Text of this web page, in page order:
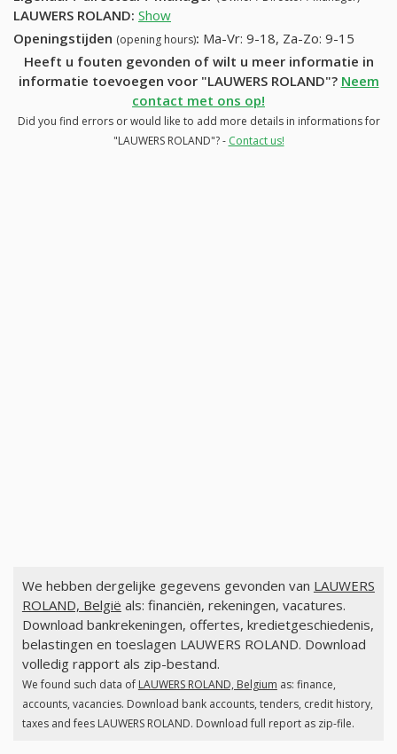
LAUWERS ROLAND: Show
Openingstijden (opening hours): Ma-Vr: 9-18, Za-Zo: 9-15
Heeft u fouten gevonden of wilt u meer informatie in
informatie toevoegen voor "LAUWERS ROLAND"? Neem
contact met ons op!
Did you find errors or would like to add more details in informations for
"LAUWERS ROLAND"? - Contact us!
We hebben dergelijke gegevens gevonden van LAUWERS
ROLAND, België als: financiën, rekeningen, vacatures.
Download bankrekeningen, offertes, kredietgeschiedenis,
belastingen en toeslagen LAUWERS ROLAND. Download
volledig rapport als zip-bestand.
We found such data of LAUWERS ROLAND, Belgium as: finance,
accounts, vacancies. Download bank accounts, tenders, credit history,
taxes and fees LAUWERS ROLAND. Download full report as zip-file.